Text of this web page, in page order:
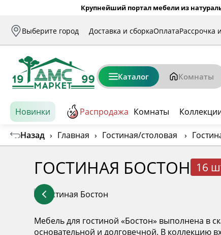
Крупнейший портал мебели из
Выберите город Доставка и сборкаОплатаРассрочка
Каталог Комнаты
Новинки Распродажа Комнаты
Назад › Главная › Гостиная/столовая ›
ГОСТИНАЯ БОСТОН 16
Мебель для гостиной «Бостон» выполнена в
основательной и долговечной. В коллекцию